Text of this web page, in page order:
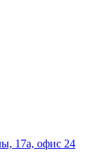
17а, офис 24